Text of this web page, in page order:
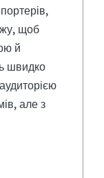
щоб
й
швидко
але з